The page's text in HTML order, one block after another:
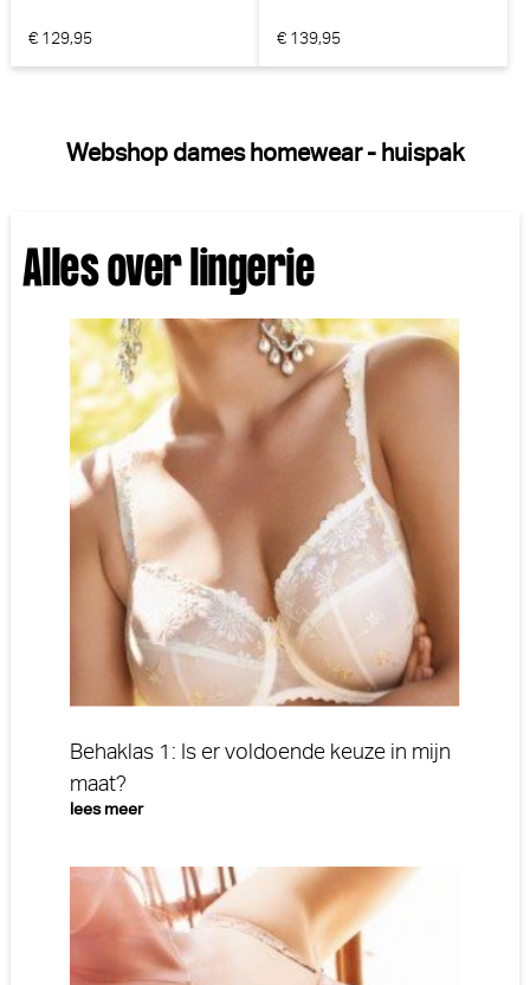
€ 129,95 € 139,95
Webshop dames homewear - huispak
Alles over lingerie
Behaklas 1: Is er voldoende keuze in mijn
maat?
lees meer